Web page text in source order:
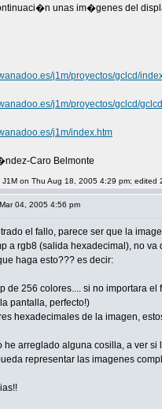
unas im�genes del
j1m/proyectos/gclcd/
j1m/proyectos/gclcd/
j1m/index.htm
Caro Belmonte
on Thu Aug 18, 2005 4:29 pm; edited
04, 2005 4:56 pm
el fallo, parece ser que la
a rgb8 (salida hexadecimal), no
haga esto??? es decir:
de 256 colores.... si no importara
pantalla, perfecto!)
hexadecimales de la imagen,
he arreglado alguna cosilla, a ver
representar las imagenes